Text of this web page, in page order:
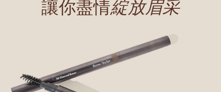
讓你盡情綻放眉采